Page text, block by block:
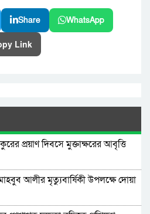
Share WhatsApp
Link
প্রয়াণ দিবসে মুক্তাক্ষরের আবৃত্তি
আলীর মৃত্যুবার্ষিকী উপলক্ষে দোয়া